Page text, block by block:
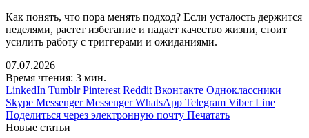
Как понять, что пора менять подход? Если усталость держится
неделями, растет избегание и падает качество жизни, стоит
усилить работу с триггерами и ожиданиями.
07.07.2026
Время чтения: 3 мин.
LinkedIn Tumblr Pinterest Reddit Вконтакте Одноклассники
Skype Messenger Messenger WhatsApp Telegram Viber Line
Поделиться через электронную почту Печатать
Новые статьи